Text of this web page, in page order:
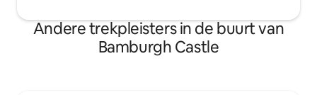
Andere trekpleisters in de buurt van
Bamburgh Castle